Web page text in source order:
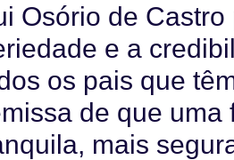
Osório de
e a
os pais que
de que
mais